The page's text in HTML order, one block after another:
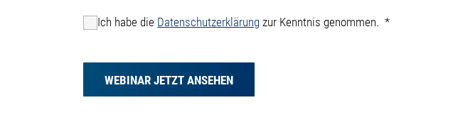
Ich habe die Datenschutzerklärung zur Kenntnis genommen.
WEBINAR JETZT ANSEHEN